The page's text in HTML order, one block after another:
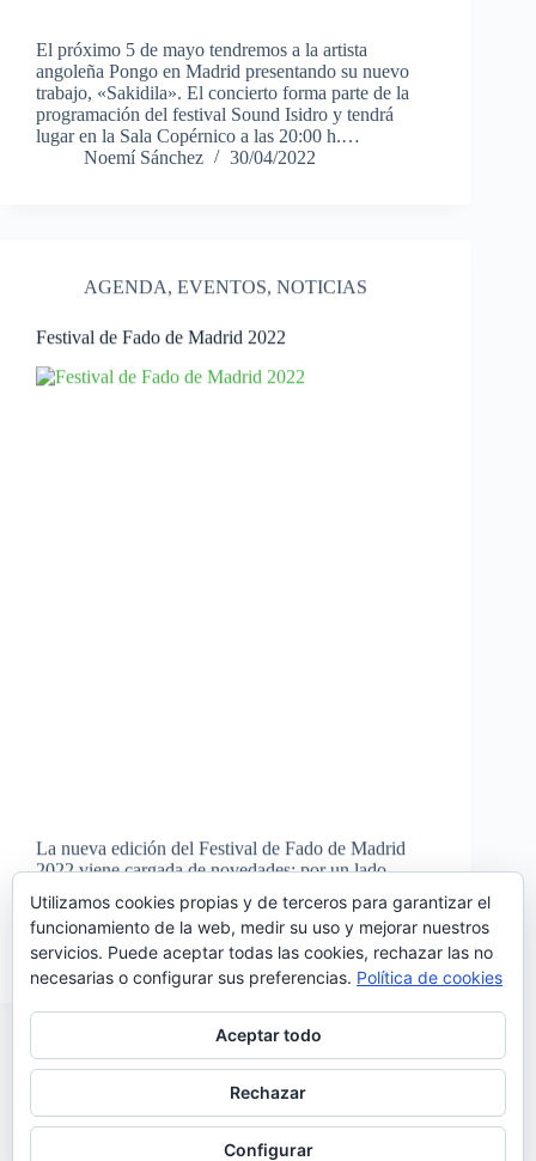
El próximo 5 de mayo tendremos a la artista
angoleña Pongo en Madrid presentando su nuevo
trabajo, «Sakidila». El concierto forma parte de la
programación del festival Sound Isidro y tendrá
lugar en la Sala Copérnico a las 20:00 h.…
Noemí Sánchez
30/04/2022
AGENDA, EVENTOS, NOTICIAS
Festival de Fado de Madrid 2022
La nueva edición del Festival de Fado de Madrid
2022 viene cargada de novedades; por un lado
vuelve a celebrarse en sus fechas habituales y
además estrena dos sedes nuevas. Las actuaciones de
la XII edición del festival se celebrarán…
Noemí Sánchez
28/04/2022
Utilizamos cookies propias y de terceros para garantizar el
funcionamiento de la web, medir su uso y mejorar nuestros
servicios. Puede aceptar todas las cookies, rechazar las no
necesarias o configurar sus preferencias. Política de cookies
Aceptar todo
Rechazar
Configurar